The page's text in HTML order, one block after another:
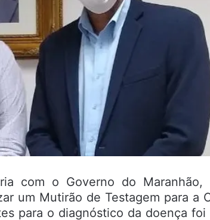
com o Governo do Maranhão,
um Mutirão de Testagem para a
para o diagnóstico da doença foi